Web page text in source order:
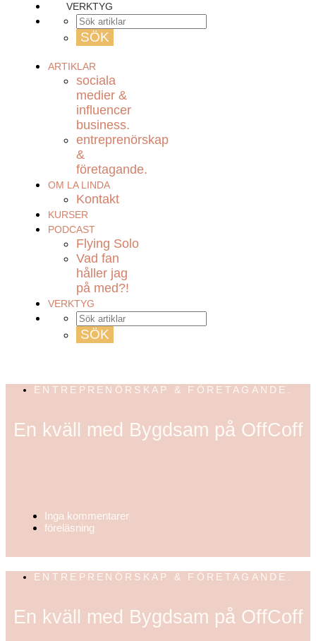
VERKTYG
ARTIKLAR
sociala
medier &
influencer
business.
entreprenörskap
&
företagande.
OM LA LINDA
Kontakt
KURSER
PODCAST
Flying Solo
Vad fan
håller jag
på med?!
VERKTYG
ENTREPRENÖRSKAP & FÖRETAGANDE.
En kväll med Bygdsam på OffCoff
Inga kommentarer
föreläsning
ENTREPRENÖRSKAP & FÖRETAGANDE.
En kväll med Bygdsam på OffCoff